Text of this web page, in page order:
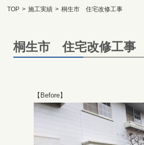
TOP > 施工実績 > 桐生市 住宅改修工事
桐生市 住宅改修工事
【Before】